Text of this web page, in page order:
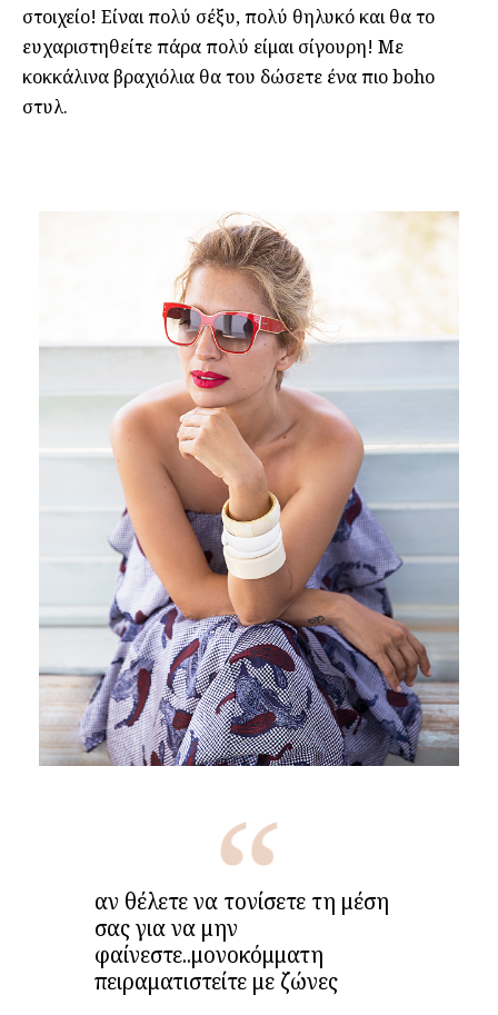
στοιχείο! Είναι πολύ σέξυ, πολύ θηλυκό και θα το
ευχαριστηθείτε πάρα πολύ είμαι σίγουρη! Με
κοκκάλινα βραχιόλια θα του δώσετε ένα πιο boho
στυλ.
αν θέλετε να τονίσετε τη μέση
σας για να μην
φαίνεστε..μονοκόμματη
πειραματιστείτε με ζώνες